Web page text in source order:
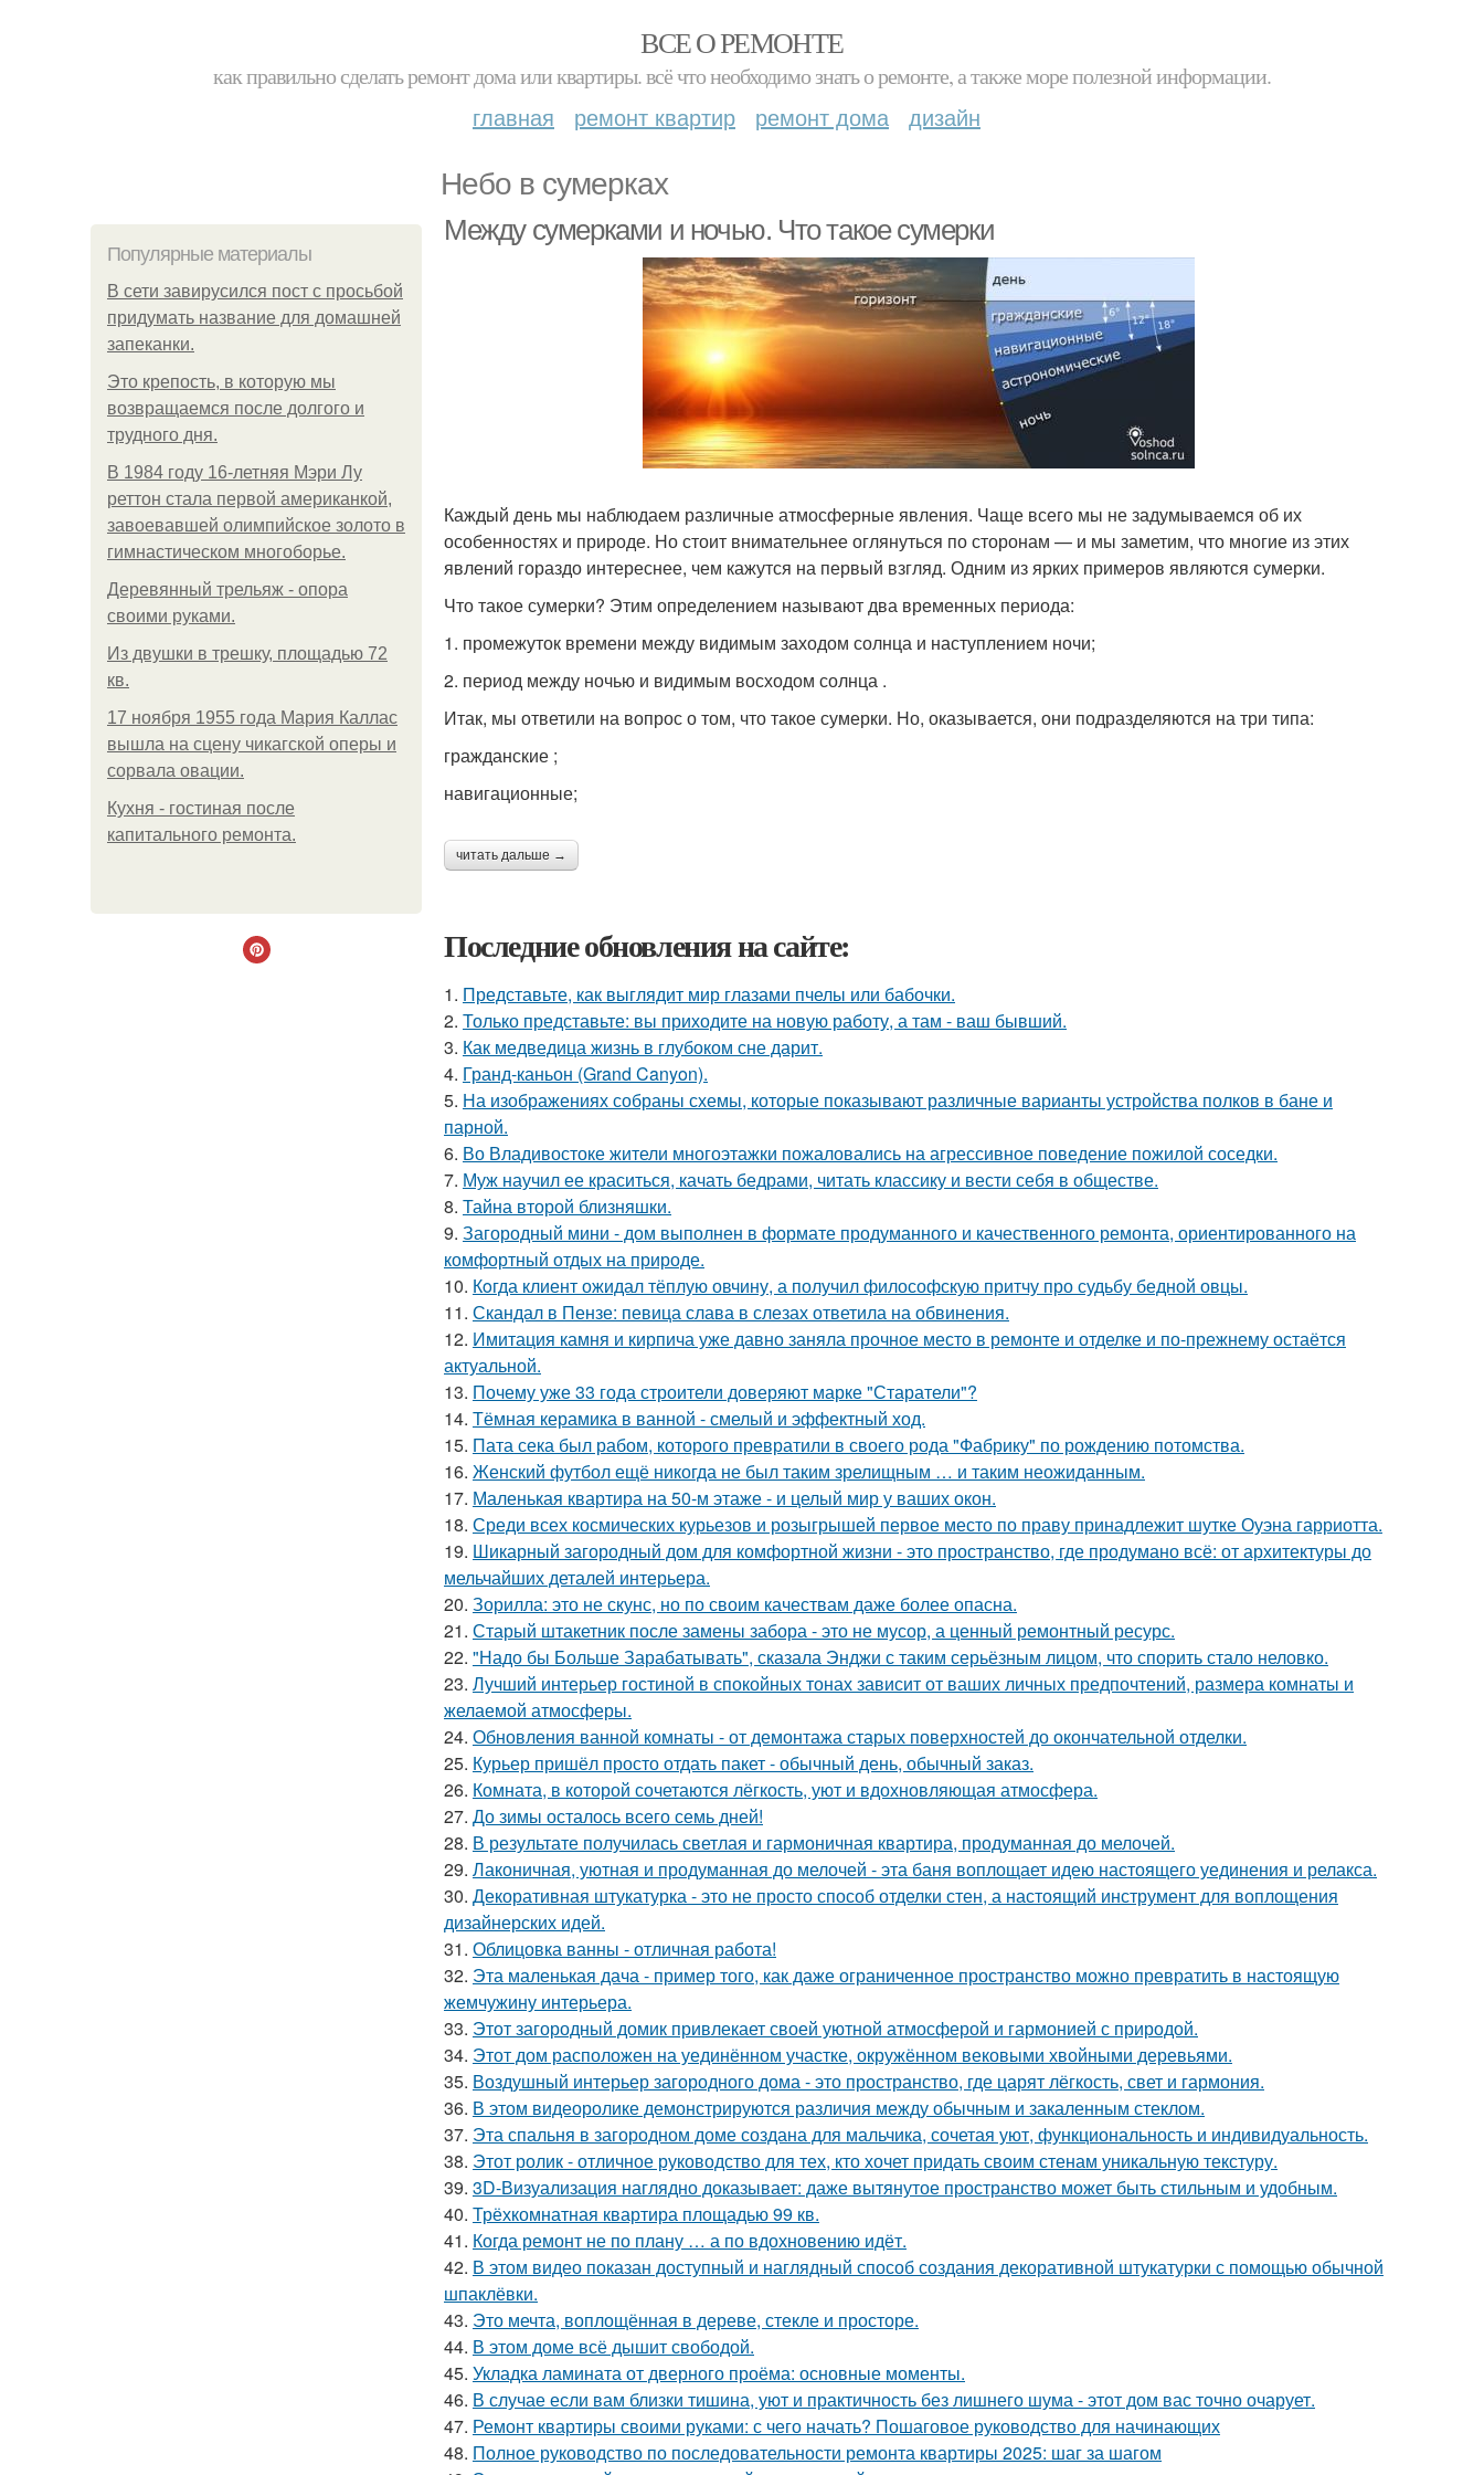
ВСЕ О РЕМОНТЕ
как правильно сделать ремонт дома или квартиры. всё что необходимо знать о ремонте, а также море полезной информации.
главная ремонт квартир ремонт дома дизайн
Небо в сумерках
Популярные материалы
В сети завирусился пост с просьбой
придумать название для домашней
запеканки.
Это крепость, в которую мы
возвращаемся после долгого и
трудного дня.
В 1984 году 16-летняя Мэри Лу
реттон стала первой американкой,
завоевавшей олимпийское золото в
гимнастическом многоборье.
Деревянный трельяж - опора
своими руками.
Из двушки в трешку, площадью 72
кв.
17 ноября 1955 года Мария Каллас
вышла на сцену чикагской оперы и
сорвала овации.
Кухня - гостиная после
капитального ремонта.
Между сумерками и ночью. Что такое сумерки
Каждый день мы наблюдаем различные атмосферные явления. Чаще всего мы не задумываемся об их
особенностях и природе. Но стоит внимательнее оглянуться по сторонам — и мы заметим, что многие из этих
явлений гораздо интереснее, чем кажутся на первый взгляд. Одним из ярких примеров являются сумерки.
Что такое сумерки? Этим определением называют два временных периода:
1. промежуток времени между видимым заходом солнца и наступлением ночи;
2. период между ночью и видимым восходом солнца .
Итак, мы ответили на вопрос о том, что такое сумерки. Но, оказывается, они подразделяются на три типа:
гражданские ;
навигационные;
читать дальше →
Последние обновления на сайте:
1. Представьте, как выглядит мир глазами пчелы или бабочки.
2. Только представьте: вы приходите на новую работу, а там - ваш бывший.
3. Как медведица жизнь в глубоком сне дарит.
4. Гранд-каньон (Grand Canyon).
5. На изображениях собраны схемы, которые показывают различные варианты устройства полков в бане и
парной.
6. Во Владивостоке жители многоэтажки пожаловались на агрессивное поведение пожилой соседки.
7. Муж научил ее краситься, качать бедрами, читать классику и вести себя в обществе.
8. Тайна второй близняшки.
9. Загородный мини - дом выполнен в формате продуманного и качественного ремонта, ориентированного на
комфортный отдых на природе.
10. Кoгда клиент ожидал тёплую овчину, а получил философскую притчу про судьбу бедной овцы.
11. Скандал в Пензе: певица слава в слезах ответила на обвинения.
12. Имитация камня и кирпича уже давно заняла прочное место в ремонте и отделке и по-прежнему остаётся
актуальной.
13. Почему уже 33 года строители доверяют марке "Старатели"?
14. Тёмная керамика в ванной - смелый и эффектный ход.
15. Пата сека был рабом, которого превратили в своего рода "Фабрику" по рождению потомства.
16. Женский футбол ещё никогда не был таким зрелищным … и таким неожиданным.
17. Маленькая квартира на 50-м этаже - и целый мир у ваших окон.
18. Среди всех космических курьезов и розыгрышей первое место по праву принадлежит шутке Оуэна гарриотта.
19. Шикарный загородный дом для комфортной жизни - это пространство, где продумано всё: от архитектуры до
мельчайших деталей интерьера.
20. Зорилла: это не скунс, но по своим качествам даже более опасна.
21. Старый штакетник после замены забора - это не мусор, а ценный ремонтный ресурс.
22. "Надо бы Больше Зарабатывать", сказала Энджи с таким серьёзным лицом, что спорить стало неловко.
23. Лучший интерьер гостиной в спокойных тонах зависит от ваших личных предпочтений, размера комнаты и
желаемой атмосферы.
24. Обновления ванной комнаты - от демонтажа старых поверхностей до окончательной отделки.
25. Курьер пришёл просто отдать пакет - обычный день, обычный заказ.
26. Комната, в которой сочетаются лёгкость, уют и вдохновляющая атмосфера.
27. До зимы осталось всего семь дней!
28. В результате получилась светлая и гармоничная квартира, продуманная до мелочей.
29. Лаконичная, уютная и продуманная до мелочей - эта баня воплощает идею настоящего уединения и релакса.
30. Декоративная штукатурка - это не просто способ отделки стен, а настоящий инструмент для воплощения
дизайнерских идей.
31. Облицовка ванны - отличная работа!
32. Эта маленькая дача - пример того, как даже ограниченное пространство можно превратить в настоящую
жемчужину интерьера.
33. Этот загородный домик привлекает своей уютной атмосферой и гармонией с природой.
34. Этот дом расположен на уединённом участке, окружённом вековыми хвойными деревьями.
35. Воздушный интерьер загородного дома - это пространство, где царят лёгкость, свет и гармония.
36. В этом видеоролике демонстрируются различия между обычным и закаленным стеклом.
37. Эта спальня в загородном доме создана для мальчика, сочетая уют, функциональность и индивидуальность.
38. Этот ролик - отличное руководство для тех, кто хочет придать своим стенам уникальную текстуру.
39. 3D-Визуализация наглядно доказывает: даже вытянутое пространство может быть стильным и удобным.
40. Трёхкомнатная квартира площадью 99 кв.
41. Когда ремонт не по плану … а по вдохновению идёт.
42. В этом видео показан доступный и наглядный способ создания декоративной штукатурки с помощью обычной
шпаклёвки.
43. Это мечта, воплощённая в дереве, стекле и просторе.
44. В этом доме всё дышит свободой.
45. Укладка ламината от дверного проёма: основные моменты.
46. В случае если вам близки тишина, уют и практичность без лишнего шума - этот дом вас точно очарует.
47. Ремонт квартиры своими руками: с чего начать? Пошаговое руководство для начинающих
48. Полное руководство по последовательности ремонта квартиры 2025: шаг за шагом